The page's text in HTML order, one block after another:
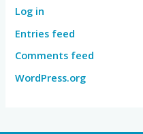
Log in
Entries feed
Comments feed
WordPress.org